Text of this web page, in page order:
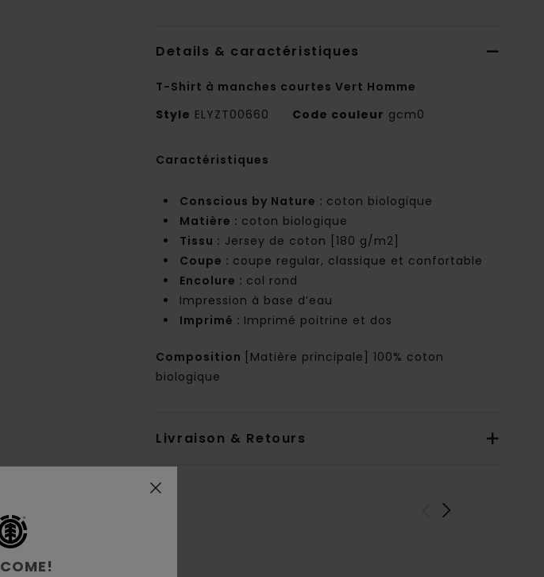
Details & caractéristiques
T-Shirt à manches courtes Vert Homme
Style ELYZT00660 Code couleur gcm0
Caractéristiques
Conscious by Nature : coton biologique
Matière : coton biologique
Tissu : Jersey de coton [180 g/m2]
Coupe : coupe regular, classique et confortable
Encolure : col rond
Impression à base d’eau
Imprimé : Imprimé poitrine et dos
Composition
[Matière principale] 100% coton
biologique
Livraison & Retours